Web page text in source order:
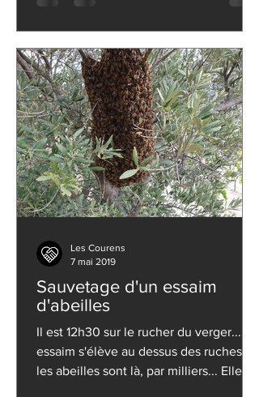
Sauvetage d'un essaim
d'abeilles
Il est 12h30 sur le rucher du verger... Un
essaim s'élève au dessus des ruches,
les abeilles sont là, par milliers... Elles
Les Courens
7 mai 2019